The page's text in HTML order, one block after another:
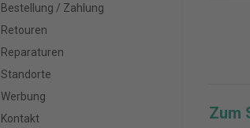
Bestellung / Zahlung
Retouren
Reparaturen
Standorte
Werbung
Kontakt
Zum